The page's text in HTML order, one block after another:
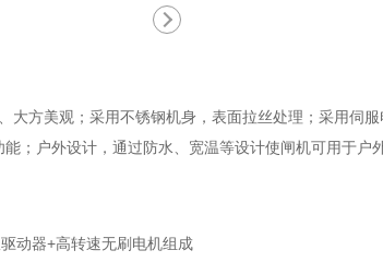
大方美观；采用不锈钢机身，表面拉丝处理；采用伺
；户外设计，通过防水、宽温等设计使闸机可用于户外
动器+高转速无刷电机组成